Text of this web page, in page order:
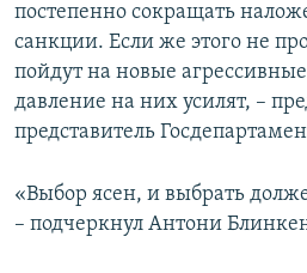
постепенно сокращать
санкции. Если же этого не
пойдут на новые
давление на них усилят, –
представитель
«Выбор ясен, и выбрать
– подчеркнул Антони